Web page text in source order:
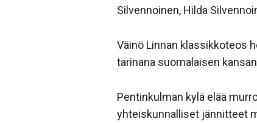
Silvennoinen, Hilda
Väinö Linnan klassikkoteos
tarinana suomalaisen
Pentinkulman kylä elää
yhteiskunnalliset jännitteet